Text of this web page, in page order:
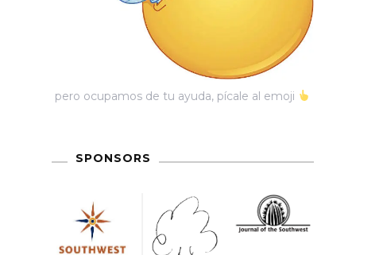
pero ocupamos de tu ayuda, pícale al emoji
SPONSORS